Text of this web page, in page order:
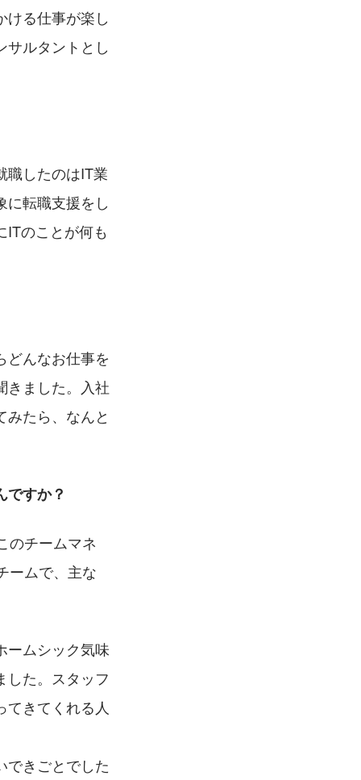
ける仕事が楽し
サルタントとし
職したのはIT業
に転職支援をし
ITのことが何も
どんなお仕事を
きました。入社
たら、なんと
ですか？
のチームマネ
ームで、主な
ームシック気味
した。スタッフ
きてくれる人
できごとでした